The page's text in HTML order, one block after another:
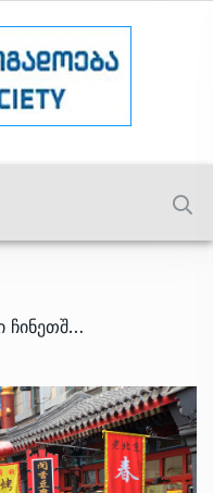
/ “საქართველოს მოქალაქეები ჩინეთში უვიზოდ ჩასვლას შეძლებენ” – ირაკლი კობახიძე